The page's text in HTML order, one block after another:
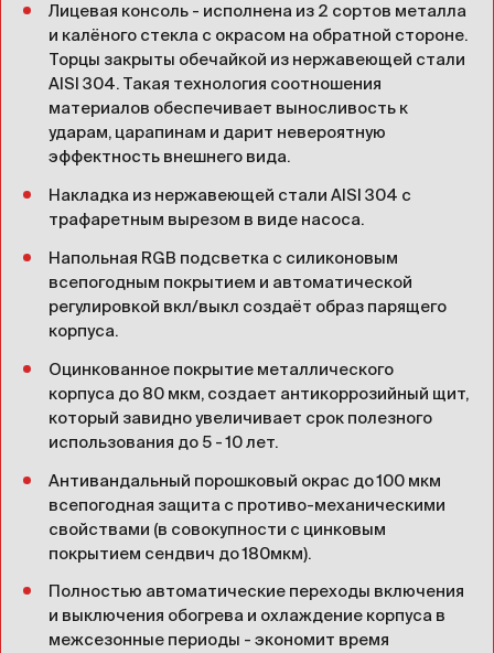
Лицевая консоль - исполнена из 2 сортов металла
и калёного стекла с окрасом на обратной стороне.
Торцы закрыты обечайкой из нержавеющей стали
AISI 304. Такая технология соотношения
материалов обеспечивает выносливость к
ударам, царапинам и дарит невероятную
эффектность внешнего вида.
Накладка из нержавеющей стали AISI 304 c
трафаретным вырезом в виде насоса.
Напольная RGB подсветка с силиконовым
всепогодным покрытием и автоматической
регулировкой вкл/выкл создаёт образ парящего
корпуса.
Оцинкованное покрытие металлического
корпуса до 80 мкм, создает антикоррозийный щит,
который завидно увеличивает срок полезного
использования до 5 - 10 лет.
Антивандальный порошковый окрас до 100 мкм
всепогодная защита с противо-механическими
свойствами (в совокупности с цинковым
покрытием сендвич до 180мкм).
Полностью автоматические переходы включения
и выключения обогрева и охлаждение корпуса в
межсезонные периоды - экономит время